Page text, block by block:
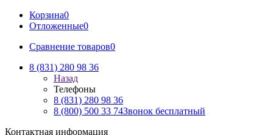
Корзина0
Отложенные0
Сравнение товаров0
8 (831) 280 98 36
Назад
Телефоны
8 (831) 280 98 36
8 (800) 500 33 74Звонок бесплатный
Контактная информация